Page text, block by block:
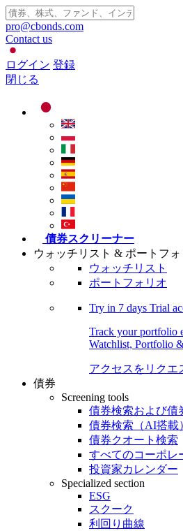
pro@cbonds.com
Contact us
ログイン 登録
閉じる
債券スクリーナー
ウォッチリスト & ポートフォ
ウォッチリスト
ポートフォリオ
Try in 7 days Trial
Track your portfolio
Watchlist, Portfolio
アクセスをリクエ
債券
Screening tools
債券検索および債
債券検索（AI搭載
債券クオート検索
すべてのコーポレ
投資家カレンダー
Specialized section
ESG
スクーク
利回り曲線